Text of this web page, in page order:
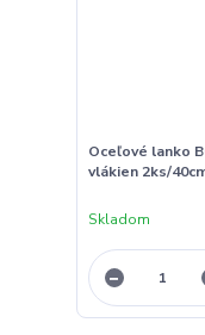
Oceľové lanko
vlákien 2ks/
Skladom